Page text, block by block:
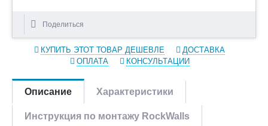
Поделиться
КУПИТЬ ЭТОТ ТОВАР ДЕШЕВЛЕ
ДОСТАВКА
ОПЛАТА
КОНСУЛЬТАЦИИ
Описание Характеристики
Инструкция по монтажу RockWalls